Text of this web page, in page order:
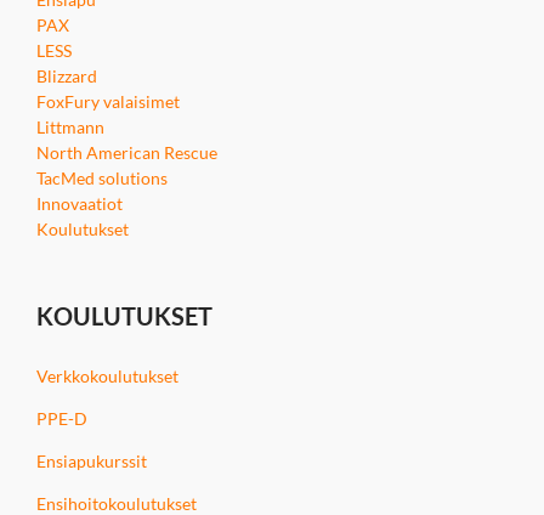
PAX
LESS
Blizzard
FoxFury valaisimet
Littmann
North American Rescue
TacMed solutions
Innovaatiot
Koulutukset
KOULUTUKSET
Verkkokoulutukset
PPE-D
Ensiapukurssit
Ensihoitokoulutukset